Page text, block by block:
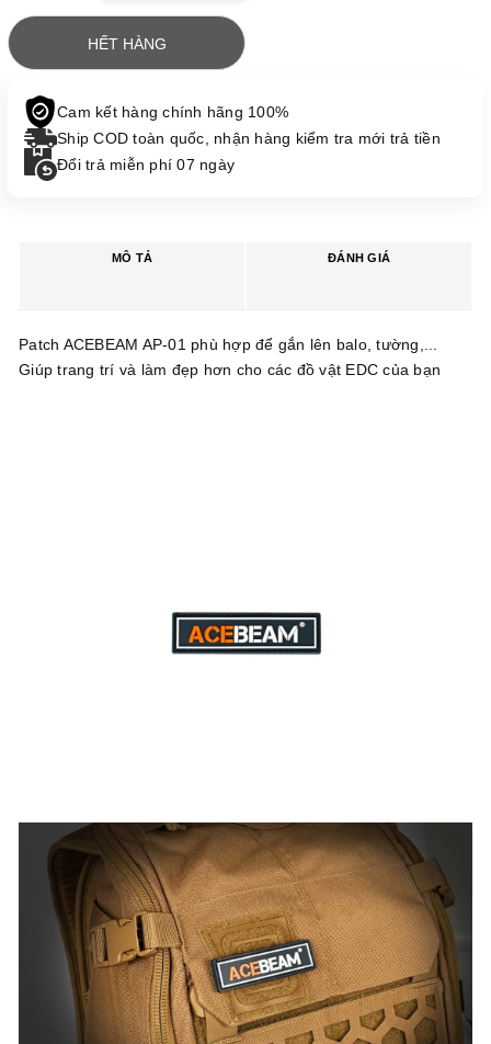
HẾT HÀNG
Cam kết hàng chính hãng 100%
Ship COD toàn quốc, nhận hàng kiểm tra mới trả tiền
Đổi trả miễn phí 07 ngày
MÔ TẢ ĐÁNH GIÁ
Patch ACEBEAM AP-01 phù hợp để gắn lên balo, tường,...
Giúp trang trí và làm đẹp hơn cho các đồ vật EDC của bạn